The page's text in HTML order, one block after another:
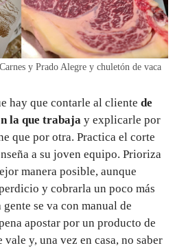
y Prado Alegre y chuletón de vaca
hay que contarle al cliente de
la que trabaja y explicarle por
que por otra. Practica el corte
a su joven equipo. Prioriza
manera posible, aunque
y cobrarla un poco más
se va con manual de
apostar por un producto de
y, una vez en casa, no saber